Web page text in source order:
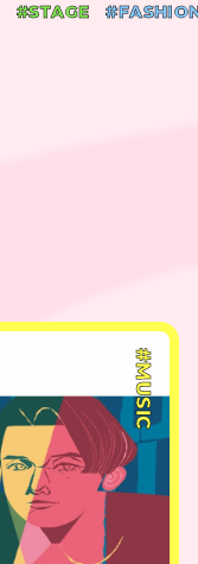
#STAGE
#MUSIC